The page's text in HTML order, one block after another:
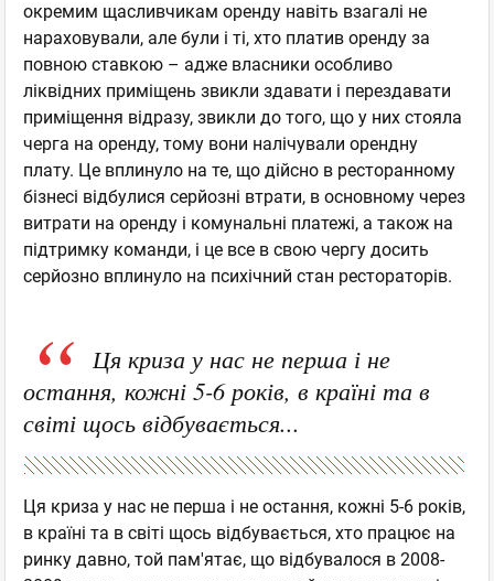
окремим щасливчикам оренду навіть взагалі не
нараховували, але були і ті, хто платив оренду за
повною ставкою – адже власники особливо
ліквідних приміщень звикли здавати і перездавати
приміщення відразу, звикли до того, що у них стояла
черга на оренду, тому вони налічували орендну
плату. Це вплинуло на те, що дійсно в ресторанному
бізнесі відбулися серйозні втрати, в основному через
витрати на оренду і комунальні платежі, а також на
підтримку команди, і це все в свою чергу досить
серйозно вплинуло на психічний стан рестораторів.
Ця криза у нас не перша і не
остання, кожні 5-6 років, в країні та в
світі щось відбувається...
Ця криза у нас не перша і не остання, кожні 5-6 років,
в країні та в світі щось відбувається, хто працює на
ринку давно, той пам'ятає, що відбувалося в 2008-